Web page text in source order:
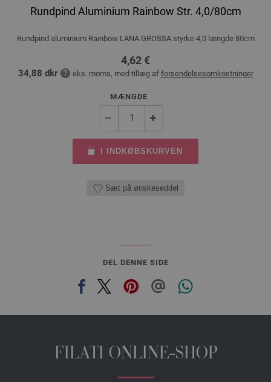
Rundpind Aluminium Rainbow Str. 4,0/80cm
Rundpind aluminium Rainbow LANA GROSSA styrke 4,0 længde 80cm
4,62 €
34,88 dkr eks. moms, med tillæg af forsendelsesomkostninger
MÆNGDE
I INDKØBSKURVEN
Sæt på ønskeseddel
DEL DENNE SIDE
FILATI ONLINE-SHOP